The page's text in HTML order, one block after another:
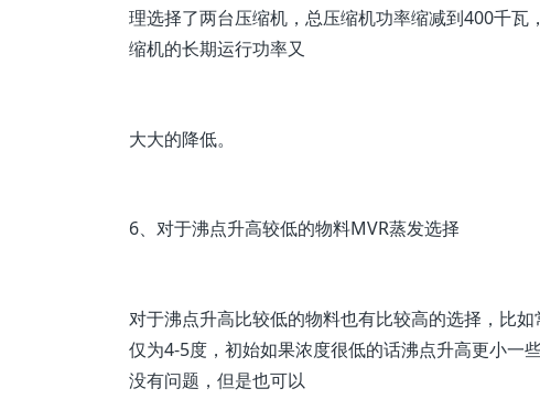
理选择了两台压缩机，总压缩机功率缩减到400千
缩机的长期运行功率又
大大的降低。
6、对于沸点升高较低的物料MVR蒸发选择
对于沸点升高比较低的物料也有比较高的选择，比
仅为4-5度，初始如果浓度很低的话沸点升高更小一
没有问题，但是也可以